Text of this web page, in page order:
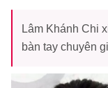
Lâm Khánh Chi
bàn tay chuyên